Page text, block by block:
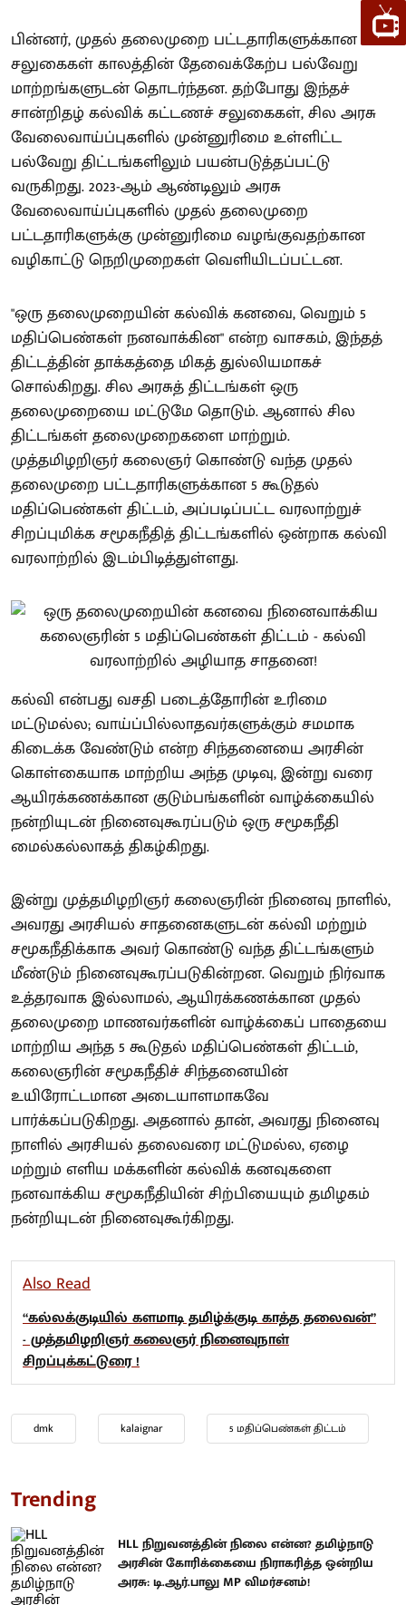
பின்னர், முதல் தலைமுறை பட்டதாரிகளுக்கான
சலுகைகள் காலத்தின் தேவைக்கேற்ப பல்வேறு
மாற்றங்களுடன் தொடர்ந்தன. தற்போது இந்தச்
சான்றிதழ் கல்விக் கட்டணச் சலுகைகள், சில அரசு
வேலைவாய்ப்புகளில் முன்னுரிமை உள்ளிட்ட
பல்வேறு திட்டங்களிலும் பயன்படுத்தப்பட்டு
வருகிறது. 2023-ஆம் ஆண்டிலும் அரசு
வேலைவாய்ப்புகளில் முதல் தலைமுறை
பட்டதாரிகளுக்கு முன்னுரிமை வழங்குவதற்கான
வழிகாட்டு நெறிமுறைகள் வெளியிடப்பட்டன.
"ஒரு தலைமுறையின் கல்விக் கனவை, வெறும் 5
மதிப்பெண்கள் நனவாக்கின" என்ற வாசகம், இந்தத்
திட்டத்தின் தாக்கத்தை மிகத் துல்லியமாகச்
சொல்கிறது. சில அரசுத் திட்டங்கள் ஒரு
தலைமுறையை மட்டுமே தொடும். ஆனால் சில
திட்டங்கள் தலைமுறைகளை மாற்றும்.
முத்தமிழறிஞர் கலைஞர் கொண்டு வந்த முதல்
தலைமுறை பட்டதாரிகளுக்கான 5 கூடுதல்
மதிப்பெண்கள் திட்டம், அப்படிப்பட்ட வரலாற்றுச்
சிறப்புமிக்க சமூகநீதித் திட்டங்களில் ஒன்றாக கல்வி
வரலாற்றில் இடம்பிடித்துள்ளது.
கல்வி என்பது வசதி படைத்தோரின் உரிமை
மட்டுமல்ல; வாய்ப்பில்லாதவர்களுக்கும் சமமாக
கிடைக்க வேண்டும் என்ற சிந்தனையை அரசின்
கொள்கையாக மாற்றிய அந்த முடிவு, இன்று வரை
ஆயிரக்கணக்கான குடும்பங்களின் வாழ்க்கையில்
நன்றியுடன் நினைவுகூரப்படும் ஒரு சமூகநீதி
மைல்கல்லாகத் திகழ்கிறது.
இன்று முத்தமிழறிஞர் கலைஞரின் நினைவு நாளில்,
அவரது அரசியல் சாதனைகளுடன் கல்வி மற்றும்
சமூகநீதிக்காக அவர் கொண்டு வந்த திட்டங்களும்
மீண்டும் நினைவுகூரப்படுகின்றன. வெறும் நிர்வாக
உத்தரவாக இல்லாமல், ஆயிரக்கணக்கான முதல்
தலைமுறை மாணவர்களின் வாழ்க்கைப் பாதையை
மாற்றிய அந்த 5 கூடுதல் மதிப்பெண்கள் திட்டம்,
கலைஞரின் சமூகநீதிச் சிந்தனையின்
உயிரோட்டமான அடையாளமாகவே
பார்க்கப்படுகிறது. அதனால் தான், அவரது நினைவு
நாளில் அரசியல் தலைவரை மட்டுமல்ல, ஏழை
மற்றும் எளிய மக்களின் கல்விக் கனவுகளை
நனவாக்கிய சமூகநீதியின் சிற்பியையும் தமிழகம்
நன்றியுடன் நினைவுகூர்கிறது.
Also Read
“கல்லக்குடியில் களமாடி தமிழ்க்குடி காத்த தலைவன்”
- முத்தமிழறிஞர் கலைஞர் நினைவுநாள்
சிறப்புக்கட்டுரை !
dmk kalaignar 5 மதிப்பெண்கள் திட்டம்
Trending
HLL நிறுவனத்தின் நிலை என்ன? தமிழ்நாடு
அரசின் கோரிக்கையை நிராகரித்த ஒன்றிய
அரசு: டி.ஆர்.பாலு MP விமர்சனம்!